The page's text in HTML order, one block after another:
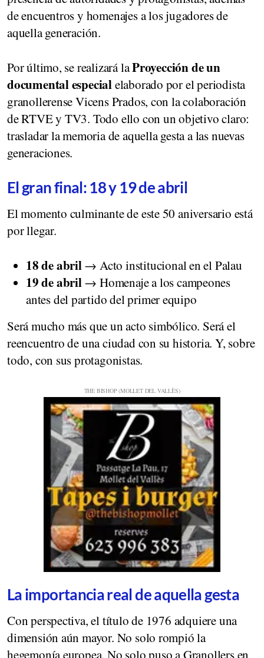
de encuentros y homenajes a los jugadores de
aquella generación.
Por último, se realizará laProyección de un
documental especialelaborado por el periodista
granollerense Vicens Prados, con la colaboración
de RTVE y TV3. Todo ello con un objetivo claro:
trasladar la memoria de aquella gesta a las nuevas
generaciones.
El gran final: 18 y 19 de abril
El momento culminante de este 50 aniversario está
por llegar.
18 de abril→ Acto institucional en el Palau
19 de abril→ Homenaje a los campeones
antes del partido del primer equipo
Será mucho más que un acto simbólico. Será el
reencuentro de una ciudad con su historia. Y, sobre
todo, con sus protagonistas.
La importancia real de aquella gesta
Con perspectiva, el título de 1976 adquiere una
dimensión aún mayor. No solo rompió la
hegemonía europea. No solo puso a Granollers en